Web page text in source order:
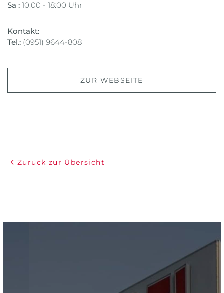
Sa : 10:00 - 18:00 Uhr
Kontakt:
Tel.: (0951) 9644-808
ZUR WEBSEITE
Zurück zur Übersicht